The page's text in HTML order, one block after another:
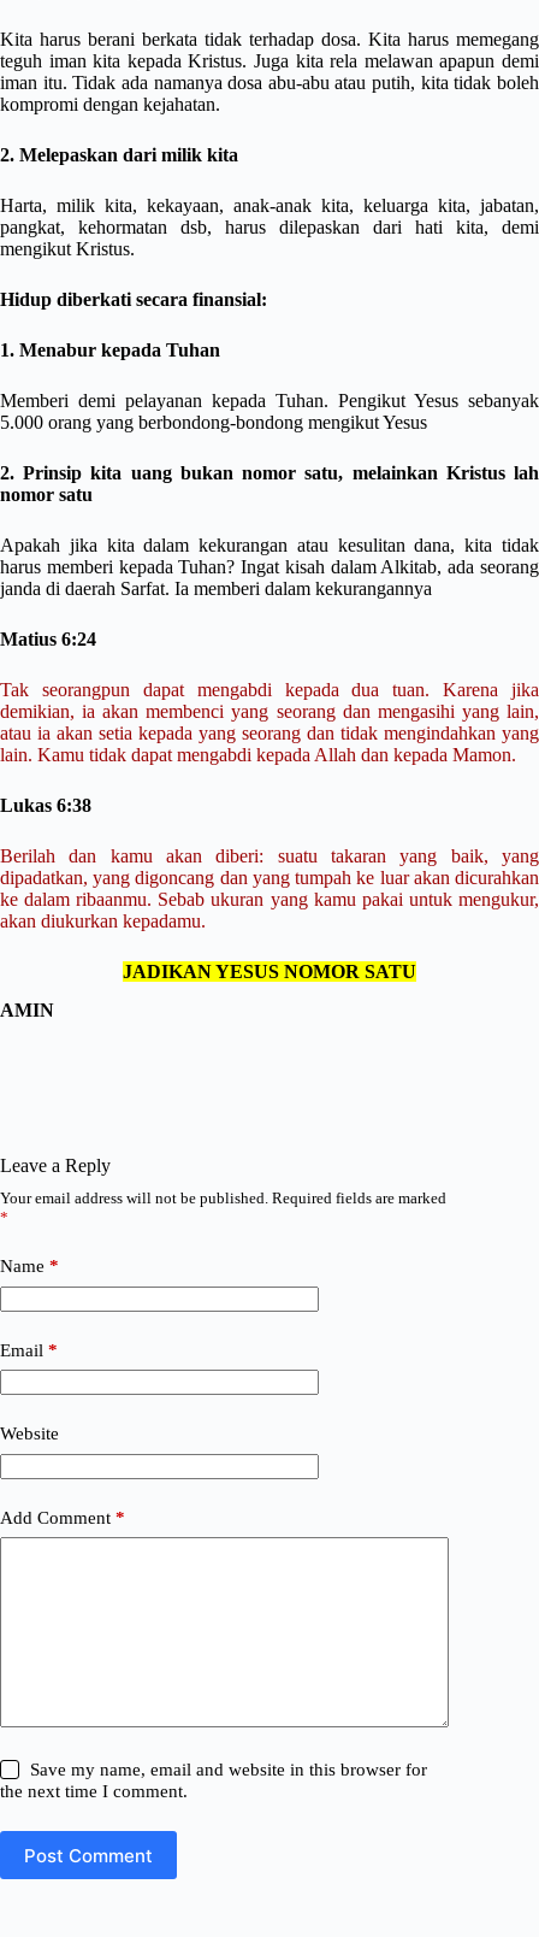
Kita harus berani berkata tidak terhadap dosa. Kita harus memegang
teguh iman kita kepada Kristus. Juga kita rela melawan apapun demi
iman itu. Tidak ada namanya dosa abu-abu atau putih, kita tidak boleh
kompromi dengan kejahatan.
2. Melepaskan dari milik kita
Harta, milik kita, kekayaan, anak-anak kita, keluarga kita, jabatan,
pangkat, kehormatan dsb, harus dilepaskan dari hati kita, demi
mengikut Kristus.
Hidup diberkati secara finansial:
1. Menabur kepada Tuhan
Memberi demi pelayanan kepada Tuhan. Pengikut Yesus sebanyak
5.000 orang yang berbondong-bondong mengikut Yesus
2. Prinsip kita uang bukan nomor satu, melainkan Kristus lah
nomor satu
Apakah jika kita dalam kekurangan atau kesulitan dana, kita tidak
harus memberi kepada Tuhan? Ingat kisah dalam Alkitab, ada seorang
janda di daerah Sarfat. Ia memberi dalam kekurangannya
Matius 6:24
Tak seorangpun dapat mengabdi kepada dua tuan. Karena jika
demikian, ia akan membenci yang seorang dan mengasihi yang lain,
atau ia akan setia kepada yang seorang dan tidak mengindahkan yang
lain. Kamu tidak dapat mengabdi kepada Allah dan kepada Mamon.
Lukas 6:38
Berilah dan kamu akan diberi: suatu takaran yang baik, yang
dipadatkan, yang digoncang dan yang tumpah ke luar akan dicurahkan
ke dalam ribaanmu. Sebab ukuran yang kamu pakai untuk mengukur,
akan diukurkan kepadamu.
JADIKAN YESUS NOMOR SATU
AMIN
Leave a Reply
Your email address will not be published. Required fields are marked
*
Name *
Email *
Website
Add Comment *
Save my name, email and website in this browser for
the next time I comment.
Post Comment